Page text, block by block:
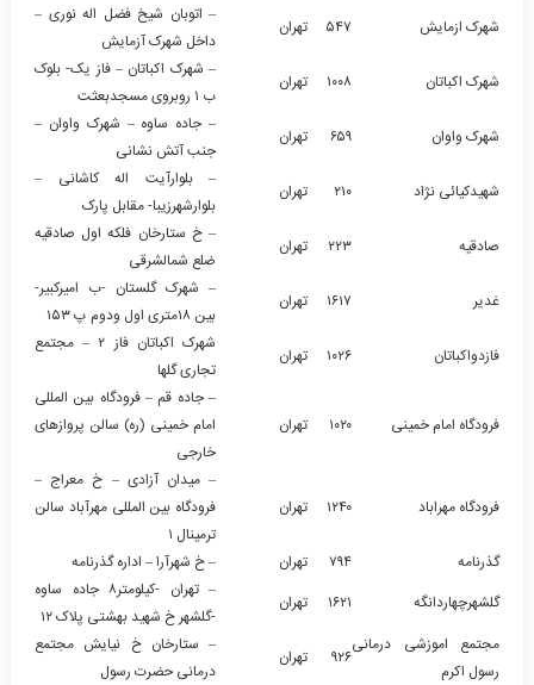
شهرک ازمایش
۵۴۷ تهران
– اتوبان شیخ فضل اله نوری –
داخل شهرک آزمایش
شهرک اکباتان
۱۰۰۸ تهران
– شهرک اکباتان – فاز یک- بلوک
ب ۱ روبروی مسجدبعثت
شهرک واوان
۶۵۹ تهران
– جاده ساوه – شهرک واوان –
جنب آتش نشانی
شهیدکیائی نژاد
۲۱۰ تهران
– بلوارآیت اله کاشانی –
بلوارشهرزیبا- مقابل پارک
صادقیه
۲۲۳ تهران
– خ ستارخان فلکه اول صادقیه
ضلع شمالشرقی
غدیر
۱۶۱۷ تهران
– شهرک گلستان -ب امیرکبیر-
بین ۱۸متری اول ودوم پ ۱۵۳
فازدواکباتان
۱۰۲۶ تهران
شهرک اکباتان فاز ۲ – مجتمع
تجاری گلها
فرودگاه امام خمینی ۱۰۲۰ تهران
– جاده قم – فرودگاه بین المللی
امام خمینی (ره) سالن پروازهای
خارجی
فرودگاه مهراباد ۱۲۴۰ تهران
– میدان آزادی – خ معراج –
فرودگاه بین المللی مهرآباد سالن
ترمینال ۱
گذرنامه
۷۹۴ تهران
– خ شهرآرا – اداره گذرنامه
گلشهرچهاردانگه
۱۶۲۱ تهران
– تهران -کیلومتر۸ جاده ساوه
-گلشهر خ شهید بهشتی پلاک ۱۲
مجتمع اموزشی درمانی
رسول اکرم
۹۲۶ تهران
– ستارخان خ نیایش مجتمع
درمانی حضرت رسول